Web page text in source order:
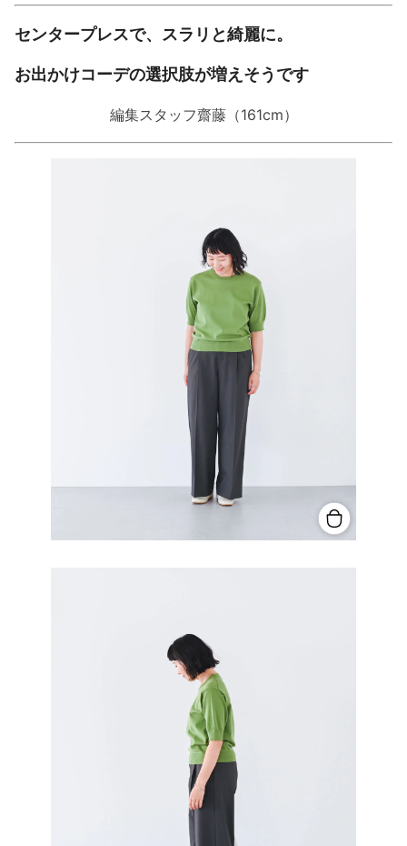
センタープレスで、スラリと綺麗に。
お出かけコーデの選択肢が増えそうです
編集スタッフ齋藤（161cm）